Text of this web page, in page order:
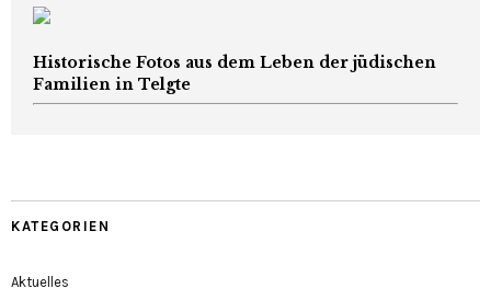
Historische Fotos aus dem Leben der jüdischen
Familien in Telgte
KATEGORIEN
Aktuelles